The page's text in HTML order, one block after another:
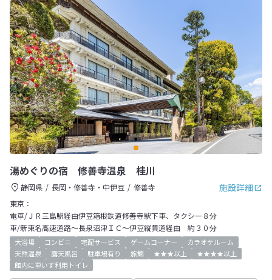
湯めぐりの宿 修善寺温泉 桂川
施設詳細
静岡県 長岡・修善寺・中伊豆
修善寺
東京：
電車/ＪＲ三島駅経由伊豆箱根鉄道修善寺駅下車、タクシー８分
車/新東名高速道路～長泉沼津ＩＣ～伊豆縦貫道経由 約３０分
大浴場 コンビニ 宅配サービス ゲームコーナー
カラオケルーム
天然温泉
露天風呂 駐車場有り 旅館 ★★★以上
★★★★以上
館内に車いす利用トイレ